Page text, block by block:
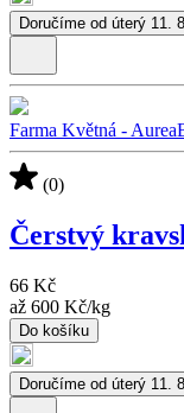
Doručíme od úterý 11. 8.
Farma Květná -
(0)
Čerstvý
66 Kč
až 600 Kč/kg
Do košíku
Doručíme od úterý 11. 8.